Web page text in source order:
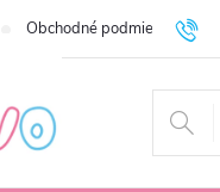
Obchodné podmienky